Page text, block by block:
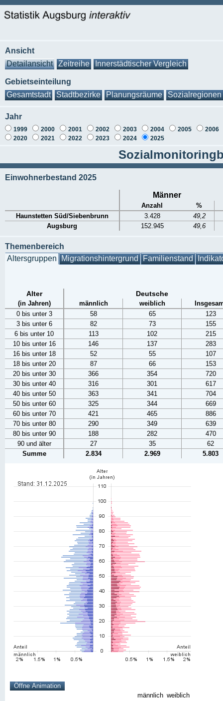
Ansicht
Detailansicht
Zeitreihe Innerstädtischer Vergleich
Gebietseinteilung
Gesamtstadt
Stadtbezirke Planungsräume Sozialregionen
Jahr
1999 2000 2001 2002 2003 2004 2005
2006
2020
2021 2022 2023 2024 2025
Einwohnerbestand 2025
Männer
Anzahl
%
Haunstetten Süd/Siebenbrunn
3.428
49,2
Augsburg
152.945 49,6
Themenbereich
Altersgruppen Migrationshintergrund Familienstand
Alter Deutsche
(in Jahren) männlich weiblich
0 bis unter 3
58 65
123
3 bis unter 6
82 73
155
6 bis unter 10
113 102
215
10 bis unter 16
146 137
283
16 bis unter 18
52 55
107
18 bis unter 20
87 66
153
20 bis unter 30
366 354
720
30 bis unter 40
316 301
617
40 bis unter 50
363 341
704
50 bis unter 60
325 344
669
60 bis unter 70
421 465
886
70 bis unter 80
290 349
639
80 bis unter 90
188 282
470
90 und älter
27 35
62
Summe
2.834 2.969 5.803
männlich weiblich